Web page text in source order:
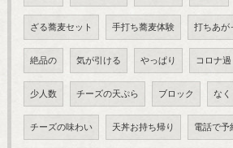
ざる蕎麦セット 手打ち蕎麦体験 打ちあが
絶品の 気が引ける やっぱり コロナ過
少人数 チーズの天ぷら ブロック なく
チーズの味わい 天丼お持ち帰り 電話で予